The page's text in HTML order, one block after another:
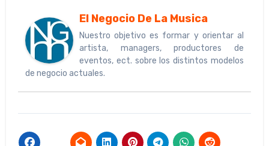
El Negocio De La Musica
Nuestro objetivo es formar y orientar al
artista, managers, productores de
eventos, ect. sobre los distintos modelos
de negocio actuales.